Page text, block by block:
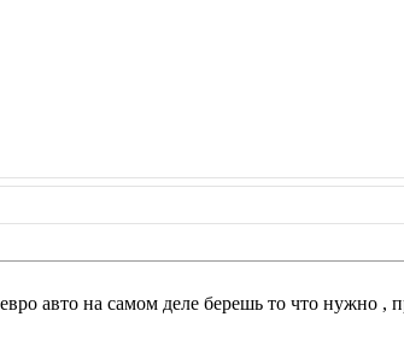
авто на самом деле берешь то что нужно ,